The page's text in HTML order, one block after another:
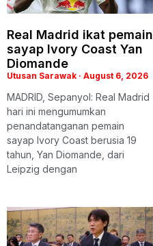
Real Madrid ikat pemain
sayap Ivory Coast Yan
Diomande
Utusan Sarawak August 6, 2026
MADRID, Sepanyol: Real Madrid
hari ini mengumumkan
penandatanganan pemain
sayap Ivory Coast berusia 19
tahun, Yan Diomande, dari
Leipzig dengan